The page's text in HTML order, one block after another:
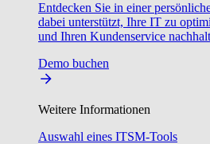
Entdecken Sie in einer
dabei unterstützt, Ihre IT zu
und Ihren Kundenservice
Demo buchen
Weitere Informationen
Auswahl eines ITSM-Tools